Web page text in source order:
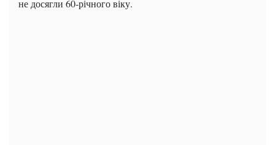
не досягли 60-річного віку.